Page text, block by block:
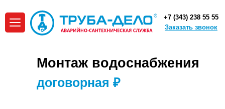
+7 (343) 238 55 55
Заказать звонок
Монтаж водоснабжения
договорная ₽